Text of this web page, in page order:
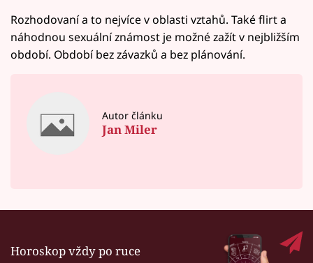
Rozhodovaní a to nejvíce v oblasti vztahů. Také flirt a
náhodnou sexuální známost je možné zažít v nejbližším
období. Období bez závazků a bez plánování.
Autor článku
Jan Miler
Horoskop vždy po ruce